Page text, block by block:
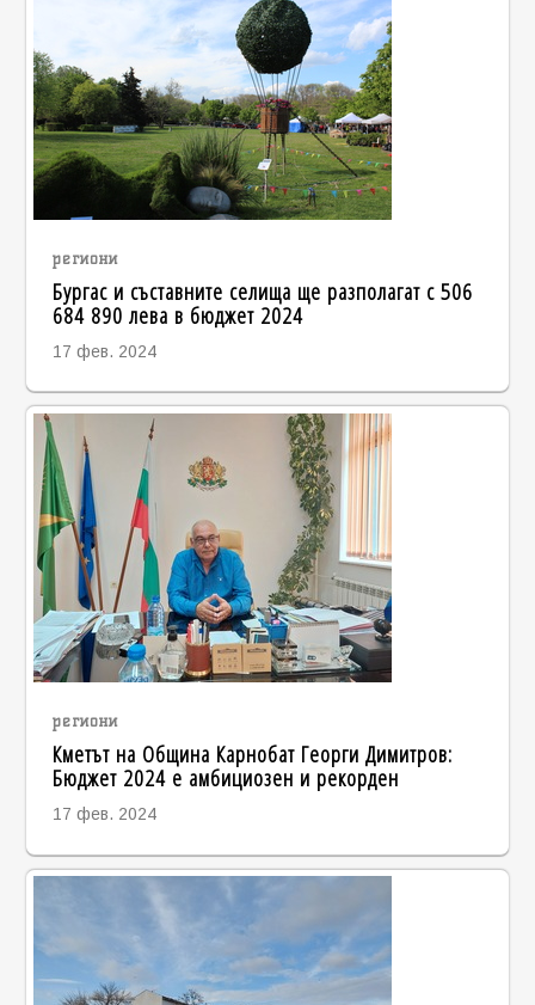
региони
Бургас и съставните селища ще разполагат с 506
684 890 лева в бюджет 2024
17 фев. 2024
региони
Кметът на Община Карнобат Георги Димитров:
Бюджет 2024 е амбициозен и рекорден
17 фев. 2024